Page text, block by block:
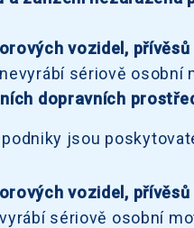
vozidel, přívěsů
sériově osobní
dopravních
jsou
vozidel, přívěsů
sériově osobní